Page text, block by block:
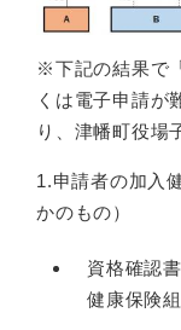
※下記の結果で
くは電子申請が
り、津幡町役場
1.申請者の加入
かのもの）
資格確認
健康保険